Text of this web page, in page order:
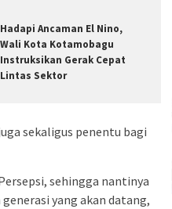
Hadapi Ancaman El Nino,
Wali Kota Kotamobagu
Instruksikan Gerak Cepat
Lintas Sektor
sekaligus penentu bagi
sehingga nantinya
yang akan datang,